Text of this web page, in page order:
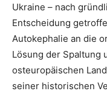
Ukraine – nach
Entscheidung
Autokephalie an die
Lösung der Spaltung
osteuropäischen
seiner historischen